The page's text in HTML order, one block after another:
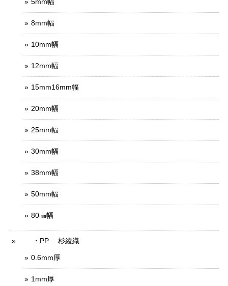
8mm幅
10mm幅
12mm幅
15mm16mm幅
20mm幅
25mm幅
30mm幅
38mm幅
50mm幅
80㎜幅
・PP 杉綾織
0.6mm厚
1mm厚